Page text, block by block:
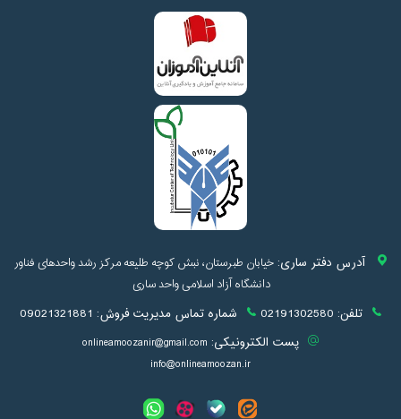
آدرس دفتر ساری:خیابان طبرستان، نبش کوچه طلیعه مرکز رشد واحدهای فناور
دانشگاه آزاد اسلامی واحد ساری
تلفن: 02191302580 شماره تماس مدیریت فروش: 09021321881
پست الکترونیکی: onlineamoozanir@gmail.com
info@onlineamoozan.ir